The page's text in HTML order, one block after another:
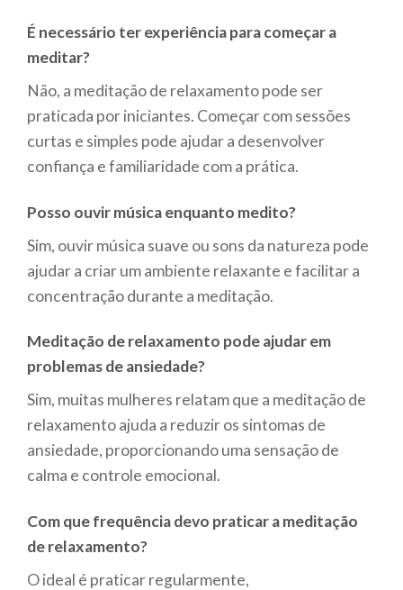
É necessário ter experiência para começar a
meditar?
Não, a meditação de relaxamento pode ser
praticada por iniciantes. Começar com sessões
curtas e simples pode ajudar a desenvolver
confiança e familiaridade com a prática.
Posso ouvir música enquanto medito?
Sim, ouvir música suave ou sons da natureza pode
ajudar a criar um ambiente relaxante e facilitar a
concentração durante a meditação.
Meditação de relaxamento pode ajudar em
problemas de ansiedade?
Sim, muitas mulheres relatam que a meditação de
relaxamento ajuda a reduzir os sintomas de
ansiedade, proporcionando uma sensação de
calma e controle emocional.
Com que frequência devo praticar a meditação
de relaxamento?
O ideal é praticar regularmente,